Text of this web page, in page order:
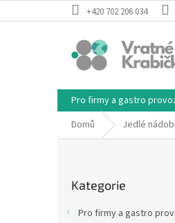
na
+420 702 206 034
Pro firmy a gastro
Domů
Jedlé
kategorie
Kategorie
Pro firmy a gastro